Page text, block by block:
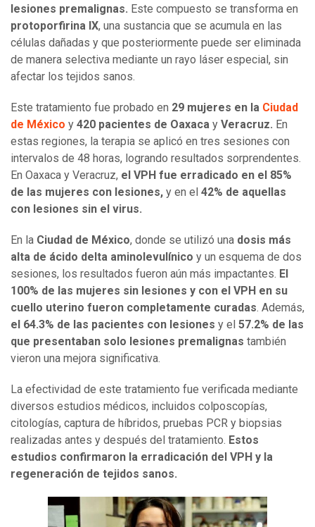
lesiones premalignas. Este compuesto se transforma en
protoporfirina IX, una sustancia que se acumula en las
células dañadas y que posteriormente puede ser eliminada
de manera selectiva mediante un rayo láser especial, sin
afectar los tejidos sanos.
Este tratamiento fue probado en 29 mujeres en la Ciudad
de México y 420 pacientes de Oaxaca y Veracruz. En
estas regiones, la terapia se aplicó en tres sesiones con
intervalos de 48 horas, logrando resultados sorprendentes.
En Oaxaca y Veracruz, el VPH fue erradicado en el 85%
de las mujeres con lesiones, y en el 42% de aquellas
con lesiones sin el virus.
En la Ciudad de México, donde se utilizó una dosis más
alta de ácido delta aminolevulínico y un esquema de dos
sesiones, los resultados fueron aún más impactantes. El
100% de las mujeres sin lesiones y con el VPH en su
cuello uterino fueron completamente curadas. Además,
el 64.3% de las pacientes con lesiones y el 57.2% de las
que presentaban solo lesiones premalignas también
vieron una mejora significativa.
La efectividad de este tratamiento fue verificada mediante
diversos estudios médicos, incluidos colposcopías,
citologías, captura de híbridos, pruebas PCR y biopsias
realizadas antes y después del tratamiento. Estos
estudios confirmaron la erradicación del VPH y la
regeneración de tejidos sanos.